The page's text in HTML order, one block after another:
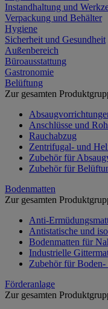
Instandhaltung und
Verpackung und Behälter
Hygiene
Sicherheit und Gesundheit
Außenbereich
Büroausstattung
Gastronomie
Belüftung
Zur gesamten
Anschlüsse und
Rauchabzug
Zentrifugal- und
Zubehör für
Zubehör für
Bodenmatten
Zur gesamten
Anti-
Antistatische und
Bodenmatten für
Industrielle
Zubehör für Boden-
Förderanlage
Zur gesamten